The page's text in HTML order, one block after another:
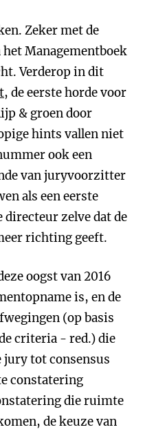
Zeker met de
Managementboek
Verderop in dit
, de eerste horde voor
& groen door
hints vallen niet
ook een
van juryvoorzitter
als een eerste
directeur zelve dat de
richting geeft.
oogst van 2016
is, en de
(op basis
criteria - red.) die
jury tot consensus
constatering
die ruimte
de keuze van